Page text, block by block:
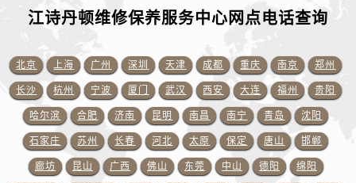
江西省景德镇市珠山区珠山中路江诗丹顿售后服务中心（需提前预约）
江西省九江市浔阳区浔阳路江诗丹顿售后服务中心（需提前预约）
江西省萍乡市安源区萍安北大道与康庄路交叉口江诗丹顿售后服务中心（需提前预约）
江西省上饶市信州区滨江西路江诗丹顿售后服务中心（需提前预约）
江西省新余市渝水区北湖西路江诗丹顿售后服务中心（需提前预约）
江西省宜春市袁州区中山中路江诗丹顿售后服务中心（需提前预约）
江西省鹰潭市月湖区胜利东路江诗丹顿售后服务中心（需提前预约）
江诗丹顿维修保养服务中心网点电话查询
北京 上海 广州 深圳 天津 成都 重庆 南京 郑州
长沙 杭州 宁波 厦门 武汉 西安 大连 福州 贵阳
哈尔滨 合肥 济南 昆明 南昌 南宁 青岛 沈阳
石家庄 苏州 长春 河北 太原 保定 唐山 邯郸
廊坊 昆山 广西 佛山 东莞 中山 德阳 绵阳